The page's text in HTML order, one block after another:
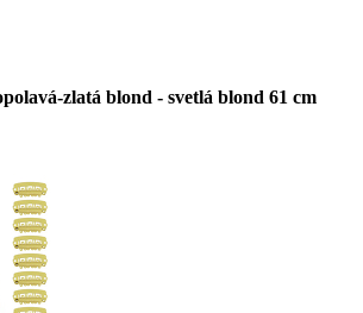
zlatá blond - svetlá blond 61 cm